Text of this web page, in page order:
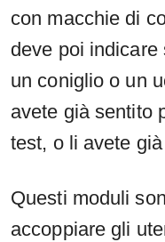
con macchie di
deve poi indicare
un coniglio o un
avete già sentito
test, o li avete
Questi moduli
accoppiare gli